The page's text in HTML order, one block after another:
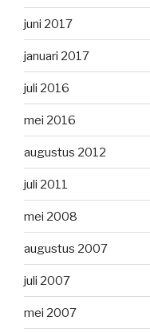
juni 2017
januari 2017
juli 2016
mei 2016
augustus 2012
juli 2011
mei 2008
augustus 2007
juli 2007
mei 2007